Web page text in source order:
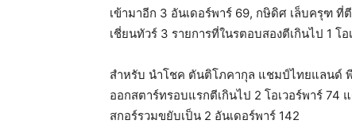
เข้ามาอีก 3 อันเดอร์พาร์ 69, กษิดิศ เล็บครุฑ
เชี่ยนทัวร์ 3 รายการที่ในรตอบสองตีเกินไป 1 โอ
สำหรับ นำโชค ตันติโภคากุล แชมป์ไทยแลนด์
ออกสตาร์ทรอบแรกตีเกินไป 2 โอเวอร์พาร์ 74
สกอร์รวมขยับเป็น 2 อันเดอร์พาร์ 142